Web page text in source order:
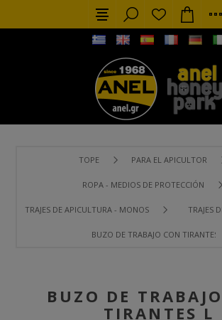
TOPE PARA EL APICULTOR
ROPA - MEDIOS DE PROTECCIÓN
TRAJES DE APICULTURA - MONOS TRAJES
BUZO DE TRABAJO CON TIRANTES L
BUZO DE
TIRANTES L